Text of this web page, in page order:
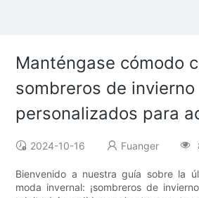
Manténgase cómodo
sombreros de invierno
personalizados para
2024-10-16 Fuanger
Bienvenido a nuestra guía sobre la
moda invernal: ¡sombreros de